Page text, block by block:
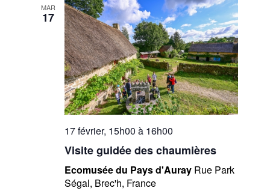
MAR
17
17 février, 15h00 à 16h00
Visite guidée des chaumières
Ecomusée du Pays d'Auray Rue Park
Ségal, Brec'h, France